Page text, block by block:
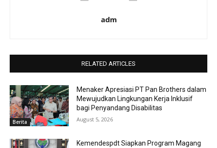
adm
RELATED ARTICLES
Berita
Menaker Apresiasi PT Pan Brothers dalam
Mewujudkan Lingkungan Kerja Inklusif
bagi Penyandang Disabilitas
August 5, 2026
Kemendespdt Siapkan Program Magang